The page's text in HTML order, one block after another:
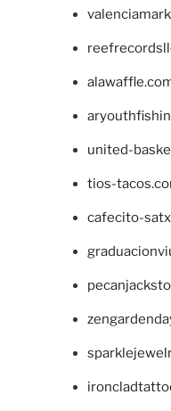
united-
tios-
cafecito-